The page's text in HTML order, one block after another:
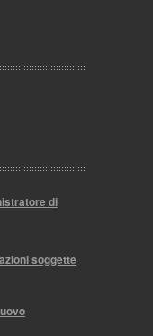
di
soggette